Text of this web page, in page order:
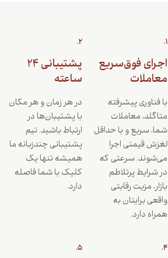
1.
اجرای فوق‌سریع
معاملات
با فناوری پیشرفته
متاگلد، معاملات
شما، سریع و با حداقل
لغزش قیمتی اجرا
می‌شوند. سرعتی که
در شرایط پرتلاطم
بازار، مزیت رقابتی
واقعی برایتان به
همراه دارد.
2.
پشتیبانی ۲۴
ساعته
در هر زمان و هر مکان
با پشتیبان‌ها در
ارتباط باشید. تیم
پشتیبانی چندزبانه ما
همیشه تنها یک
کلیک با شما فاصله
دارد.
4.
5.